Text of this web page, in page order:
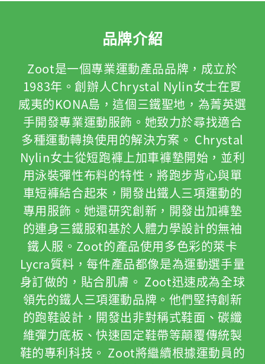
品牌介紹
Zoot是一個專業運動產品品牌，成立於
1983年。創辦人Chrystal Nylin女士在夏
威夷的KONA島，這個三鐵聖地，為菁英選
手開發專業運動服飾。她致力於尋找適合
多種運動轉換使用的解決方案。 Chrystal
Nylin女士從短跑褲上加車褲墊開始，並利
用泳裝彈性布料的特性，將跑步背心與單
車短褲結合起來，開發出鐵人三項運動的
專用服飾。她還研究創新，開發出加褲墊
的連身三鐵服和基於人體力學設計的無袖
鐵人服。Zoot的產品使用多色彩的萊卡
Lycra質料，每件產品都像是為運動選手量
身訂做的，貼合肌膚。 Zoot迅速成為全球
領先的鐵人三項運動品牌。他們堅持創新
的跑鞋設計，開發出非對稱式鞋面、碳纖
維彈力底板、快速固定鞋帶等顛覆傳統製
鞋的專利科技。 Zoot將繼續根據運動員的